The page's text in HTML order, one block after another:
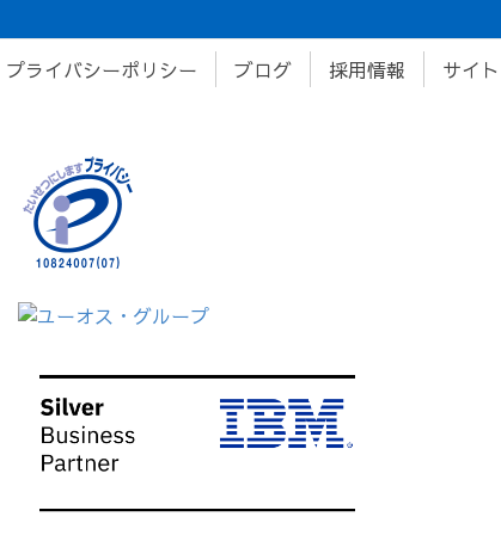
プライバシーポリシー ブログ 採用情報 サイ